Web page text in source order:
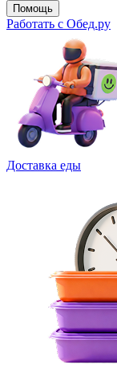
Помощь
Работать с Обед.ру
Доставка еды